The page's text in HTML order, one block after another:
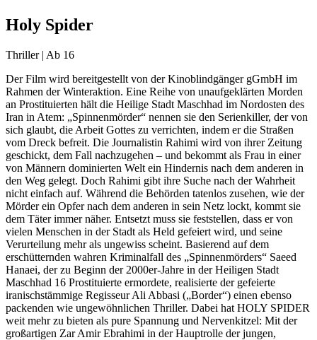
Holy Spider
Thriller | Ab 16
Der Film wird bereitgestellt von der Kinoblindgänger gGmbH im
Rahmen der Winteraktion. Eine Reihe von unaufgeklärten Morden
an Prostituierten hält die Heilige Stadt Maschhad im Nordosten des
Iran in Atem: „Spinnenmörder“ nennen sie den Serienkiller, der von
sich glaubt, die Arbeit Gottes zu verrichten, indem er die Straßen
vom Dreck befreit. Die Journalistin Rahimi wird von ihrer Zeitung
geschickt, dem Fall nachzugehen – und bekommt als Frau in einer
von Männern dominierten Welt ein Hindernis nach dem anderen in
den Weg gelegt. Doch Rahimi gibt ihre Suche nach der Wahrheit
nicht einfach auf. Während die Behörden tatenlos zusehen, wie der
Mörder ein Opfer nach dem anderen in sein Netz lockt, kommt sie
dem Täter immer näher. Entsetzt muss sie feststellen, dass er von
vielen Menschen in der Stadt als Held gefeiert wird, und seine
Verurteilung mehr als ungewiss scheint. Basierend auf dem
erschütternden wahren Kriminalfall des „Spinnenmörders“ Saeed
Hanaei, der zu Beginn der 2000er-Jahre in der Heiligen Stadt
Maschhad 16 Prostituierte ermordete, realisierte der gefeierte
iranischstämmige Regisseur Ali Abbasi („Border“) einen ebenso
packenden wie ungewöhnlichen Thriller. Dabei hat HOLY SPIDER
weit mehr zu bieten als pure Spannung und Nervenkitzel: Mit der
großartigen Zar Amir Ebrahimi in der Hauptrolle der jungen,